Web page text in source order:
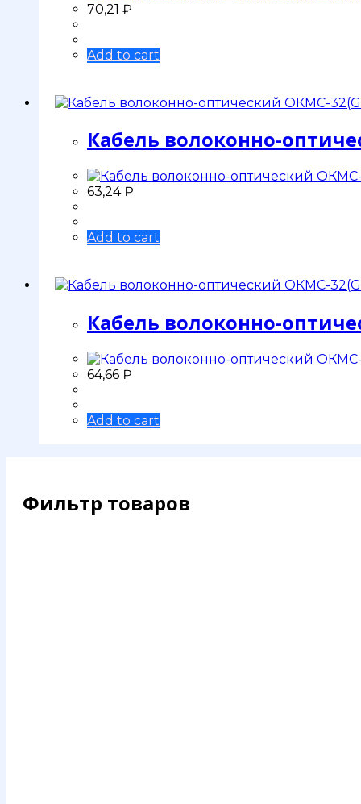
70,21 ₽
Add to cart
Кабель волоконно-
63,24₽
Add to cart
Кабель волоконно-
64,66 ₽
Add to cart
Фильтр товаров